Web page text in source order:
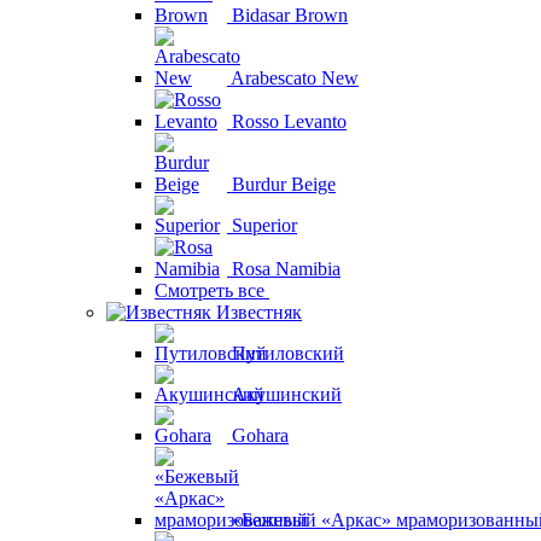
Bidasar Brown
Arabescato New
Rosso Levanto
Burdur Beige
Superior
Rosa Namibia
Смотреть все
Известняк
Путиловский
Акушинский
Gohara
«Бежевый «Аркас»